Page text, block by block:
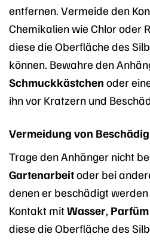
entfernen. Vermeide den
Chemikalien wie Chlor oder
diese die Oberfläche des
können. Bewahre den
Schmuckkästchen oder
ihn vor Kratzern und
Vermeidung von
Trage den Anhänger nicht
Gartenarbeitoder bei
denen er beschädigt
Kontakt mit Wasser, Parfüm
diese die Oberfläche des